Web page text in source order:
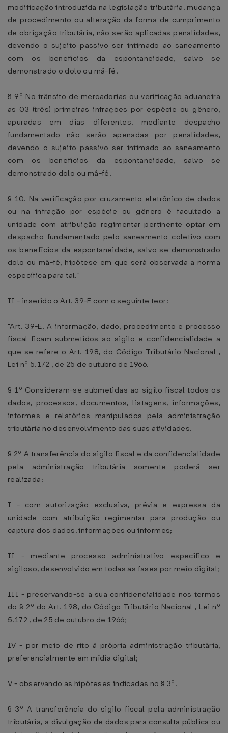
modificação introduzida na legislação tributária, mudança
de procedimento ou alteração da forma de cumprimento
de obrigação tributária, não serão aplicadas penalidades,
devendo o sujeito passivo ser intimado ao saneamento
com os benefícios da espontaneidade, salvo se
demonstrado o dolo ou má-fé.
§ 9º No trânsito de mercadorias ou verificação aduaneira
as 03 (três) primeiras infrações por espécie ou gênero,
apuradas em dias diferentes, mediante despacho
fundamentado não serão apenadas por penalidades,
devendo o sujeito passivo ser intimado ao saneamento
com os benefícios da espontaneidade, salvo se
demonstrado dolo ou má-fé.
§ 10. Na verificação por cruzamento eletrônico de dados
ou na infração por espécie ou gênero é facultado a
unidade com atribuição regimentar pertinente optar em
despacho fundamentado pelo saneamento coletivo com
os benefícios da espontaneidade, salvo se demonstrado
dolo ou má-fé, hipótese em que será observada a norma
específica para tal."
II - inserido o Art. 39-E com o seguinte teor:
"Art. 39-E. A informação, dado, procedimento e processo
fiscal ficam submetidos ao sigilo e confidencialidade a
que se refere o Art. 198, do Código Tributário Nacional ,
Lei nº 5.172 , de 25 de outubro de 1966.
§ 1º Consideram-se submetidas ao sigilo fiscal todos os
dados, processos, documentos, listagens, informações,
informes e relatórios manipulados pela administração
tributária no desenvolvimento das suas atividades.
§ 2º A transferência do sigilo fiscal e da confidencialidade
pela administração tributária somente poderá ser
realizada:
I - com autorização exclusiva, prévia e expressa da
unidade com atribuição regimentar para produção ou
captura dos dados, informações ou informes;
II - mediante processo administrativo específico e
sigiloso, desenvolvido em todas as fases por meio digital;
III - preservando-se a sua confidencialidade nos termos
do § 2º do Art. 198, do Código Tributário Nacional , Lei nº
5.172 , de 25 de outubro de 1966;
IV - por meio de rito à própria administração tributária,
preferencialmente em mídia digital;
V - observando as hipóteses indicadas no § 3º.
§ 3º A transferência do sigilo fiscal pela administração
tributária, a divulgação de dados para consulta pública ou